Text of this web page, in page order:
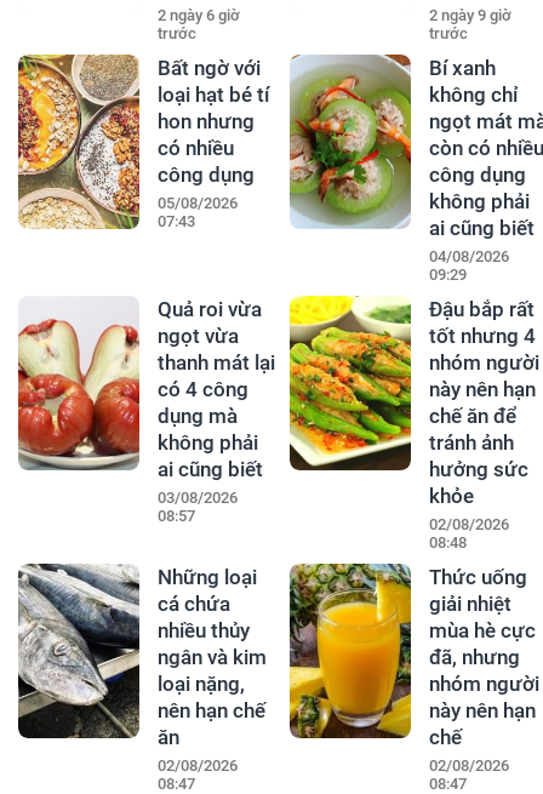
2 ngày 6 giờ
trước
2 ngày 9 giờ
trước
Bất ngờ với
loại hạt bé tí
hon nhưng
có nhiều
công dụng
05/08/2026
07:43
Bí xanh
không chỉ
ngọt mát
còn có nhiều
công dụng
không phải
ai cũng biết
04/08/2026
09:29
Quả roi vừa
ngọt vừa
thanh mát lại
có 4 công
dụng mà
không phải
ai cũng biết
03/08/2026
08:57
Đậu bắp rất
tốt nhưng 4
nhóm người
này nên hạn
chế ăn để
tránh ảnh
hưởng sức
khỏe
02/08/2026
08:48
Những loại
cá chứa
nhiều thủy
ngân và kim
loại nặng,
nên hạn chế
ăn
02/08/2026
08:47
Thức uống
giải nhiệt
mùa hè cực
đã, nhưng
nhóm người
này nên hạn
chế
02/08/2026
08:47